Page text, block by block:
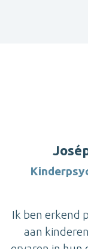
Ik ben erkend
aan